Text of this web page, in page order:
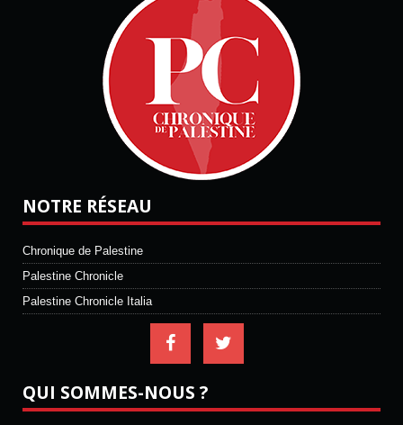
NOTRE RÉSEAU
Chronique de Palestine
Palestine Chronicle
Palestine Chronicle Italia
QUI SOMMES-NOUS ?